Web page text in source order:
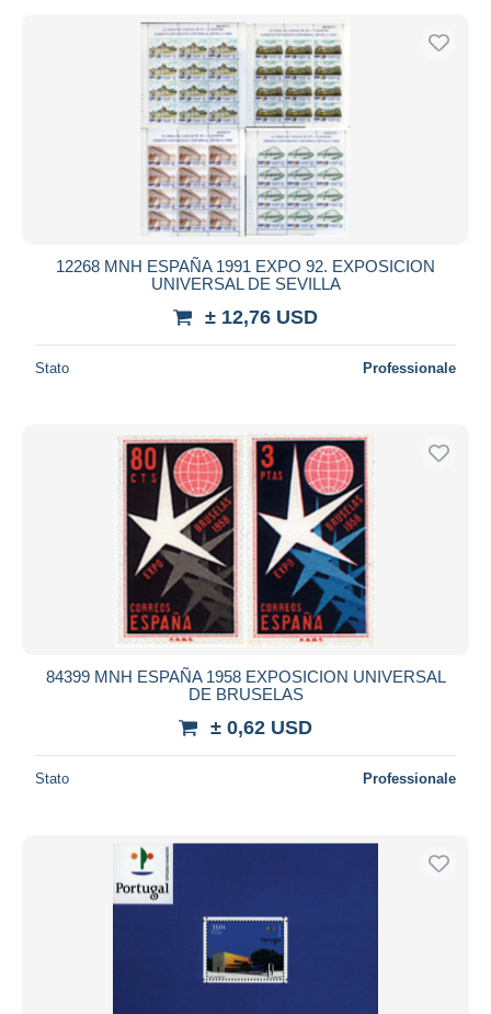
12268 MNH ESPAÑA 1991 EXPO 92. EXPOSICION
UNIVERSAL DE SEVILLA
± 12,76 USD
Stato Professionale
84399 MNH ESPAÑA 1958 EXPOSICION UNIVERSAL
DE BRUSELAS
± 0,62 USD
Stato Professionale